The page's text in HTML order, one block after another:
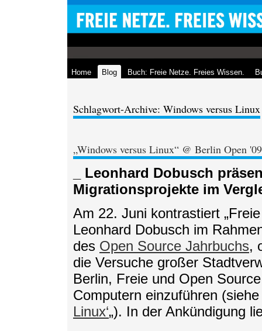
Home Blog Buch: Freie Netze. Freies Wissen.
Schlagwort-Archive: Windows versus Linux
„Windows versus Linux“ @ Berlin Open '09
_ Leonhard Dobusch
Migrationsprojekte im
Am 22. Juni kontrastiert
Leonhard Dobusch im
des Open Source Jahrbuchs,
die Versuche großer
Berlin, Freie und Open
Computern einzuführen (siehe
Linux‘„). In der Ankündigung